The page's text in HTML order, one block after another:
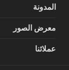
المدونة
معرض الصور
عملائنا